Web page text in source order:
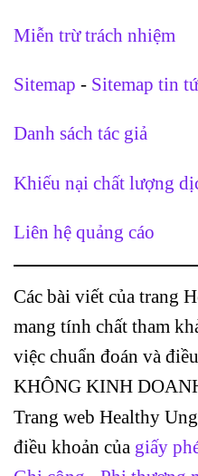
Miễn trừ trách nhiệm
Sitemap - Sitemap tin
Danh sách tác giả
Khiếu nại chất lượng
Liên hệ quảng cáo
Các bài viết của trang
mang tính chất tham
việc chuẩn đoán và
KHÔNG KINH
Trang web Healthy
điều khoản của giấy